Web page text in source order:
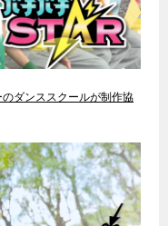
ダンススクールが制作協